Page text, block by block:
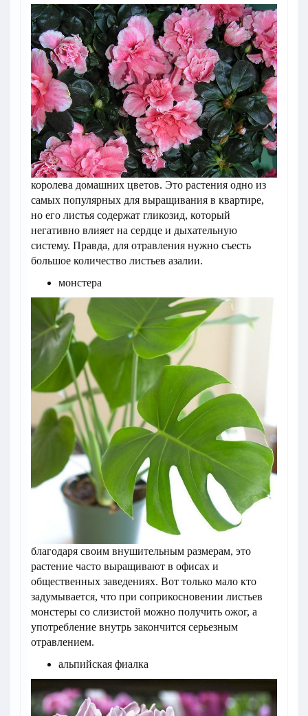
королева домашних цветов. Это растения одно из
самых популярных для выращивания в квартире,
но его листья содержат гликозид, который
негативно влияет на сердце и дыхательную
систему. Правда, для отравления нужно съесть
большое количество листьев азалии.
монстера
благодаря своим внушительным размерам, это
растение часто выращивают в офисах и
общественных заведениях. Вот только мало кто
задумывается, что при соприкосновении листьев
монстеры со слизистой можно получить ожог, а
употребление внутрь закончится серьезным
отравлением.
альпийская фиалка